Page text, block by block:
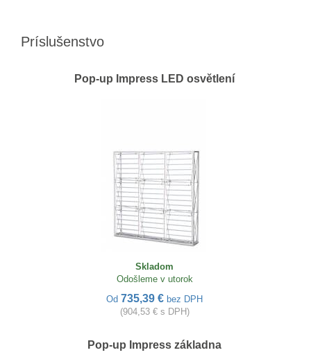
Príslušenstvo
Pop-up Impress LED osvětlení
Skladom
Odošleme v utorok
Od 735,39 € bez DPH
(904,53 € s DPH)
Pop-up Impress základna